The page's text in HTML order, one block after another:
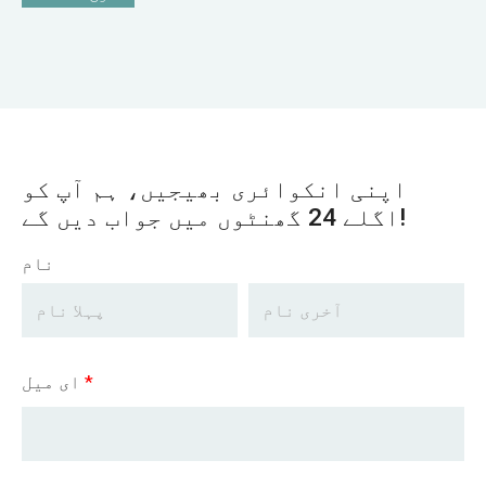
اپنی انکوائری بھیجیں، ہم آپ کو
اگلے 24 گھنٹوں میں جواب دیں گے!
نام
*